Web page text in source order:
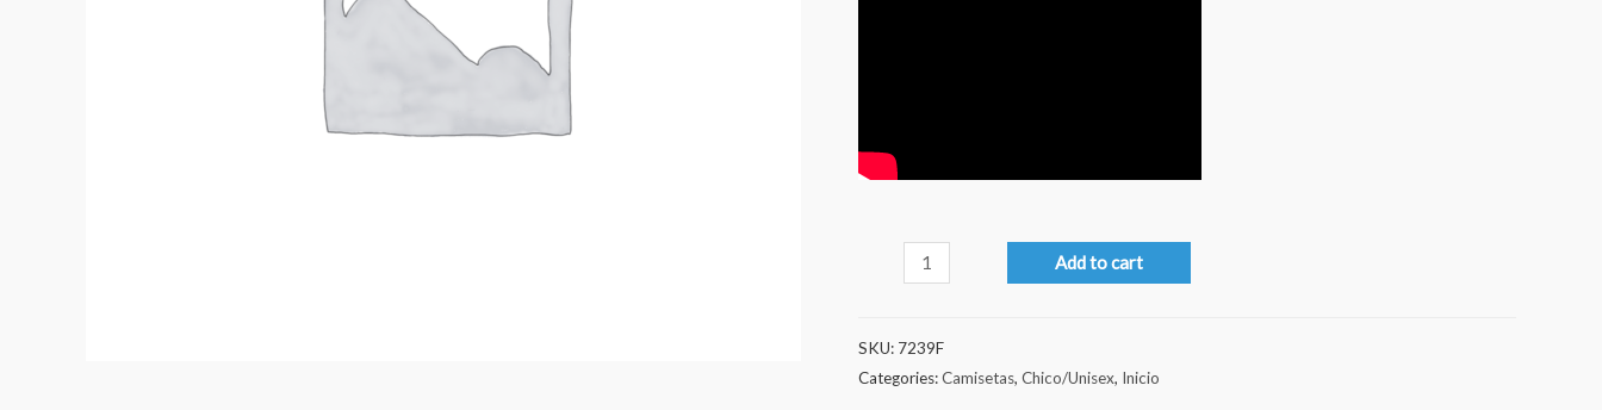
Heisenberg
quantity
Add to cart
SKU: 7239F
Categories:Camisetas, Chico/Unisex, Inicio